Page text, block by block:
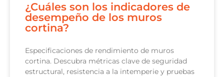
¿Cuáles son los indicadores de
desempeño de los muros
cortina?
Especificaciones de rendimiento de muros
cortina. Descubra métricas clave de seguridad
estructural, resistencia a la intemperie y pruebas